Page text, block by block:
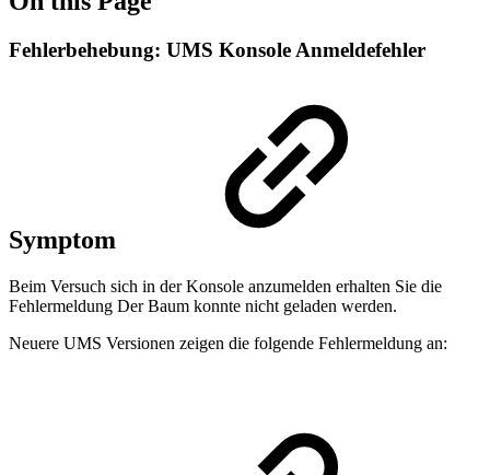
Fehlerbehebung: UMS Konsole Anmeldefehler
Symptom
Beim Versuch sich in der Konsole anzumelden erhalten Sie die
Fehlermeldung Der Baum konnte nicht geladen werden.
Neuere UMS Versionen zeigen die folgende Fehlermeldung an: